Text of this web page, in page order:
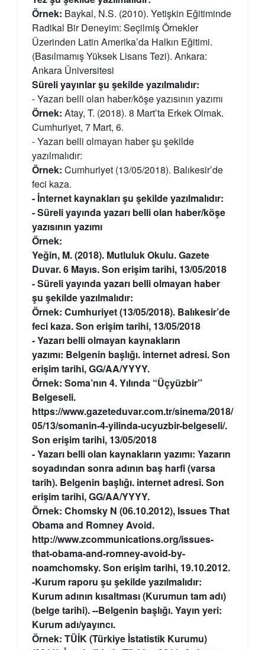
Örnek: Baykal, N.S. (2010). Yetişkin Eğitiminde
Radikal Bir Deneyim: Seçilmiş Örnekler
Üzerinden Latin Amerika’da Halkın Eğitimi.
(Basılmamış Yüksek Lisans Tezi). Ankara:
Ankara Üniversitesi
Süreli yayınlar şu şekilde yazılmalıdır:
- Yazarı belli olan haber/köşe yazısının yazımı
Örnek: Atay, T. (2018). 8 Mart’ta Erkek Olmak.
Cumhuriyet, 7 Mart, 6.
- Yazarı belli olmayan haber şu şekilde
yazılmalıdır:
Örnek: Cumhuriyet (13/05/2018). Balıkesir’de
feci kaza.
- İnternet kaynakları şu şekilde yazılmalıdır:
- Süreli yayında yazarı belli olan haber/köşe
yazısının yazımı
Örnek:
Yeğin, M. (2018). Mutluluk Okulu. Gazete
Duvar. 6 Mayıs. Son erişim tarihi, 13/05/2018
- Süreli yayında yazarı belli olmayan haber
şu şekilde yazılmalıdır:
Örnek: Cumhuriyet (13/05/2018). Balıkesir’de
feci kaza. Son erişim tarihi, 13/05/2018
- Yazarı belli olmayan kaynakların
yazımı: Belgenin başlığı. internet adresi. Son
erişim tarihi, GG/AA/YYYY.
Örnek: Soma’nın 4. Yılında “Üçyüzbir”
Belgeseli.
https://www.gazeteduvar.com.tr/sinema/2018/
05/13/somanin-4-yilinda-ucyuzbir-belgeseli/.
Son erişim tarihi, 13/05/2018
- Yazarı belli olan kaynakların yazımı: Yazarın
soyadından sonra adının baş harfi (varsa
tarih). Belgenin başlığı. internet adresi. Son
erişim tarihi, GG/AA/YYYY.
Örnek: Chomsky N (06.10.2012), Issues That
Obama and Romney Avoid.
http://www.zcommunications.org/issues-
that-obama-and-romney-avoid-by-
noamchomsky. Son erişim tarihi, 19.10.2012.
-Kurum raporu şu şekilde yazılmalıdır:
Kurum adının kısaltması (Kurumun tam adı)
(belge tarihi). --Belgenin başlığı. Yayın yeri:
Kurum adı/yayıncı.
Örnek: TÜİK (Türkiye İstatistik Kurumu)